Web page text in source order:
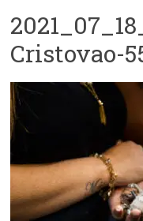
–
Luz
Arquidiocese
de
São
Paulo
–
Região
Episcopal
Cristovao-